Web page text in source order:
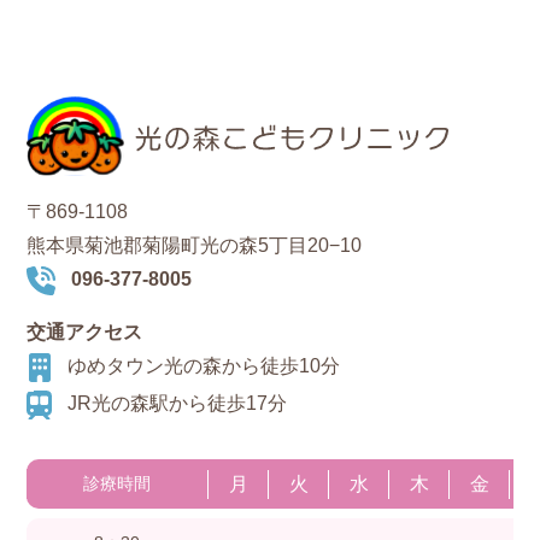
〒869-1108
熊本県菊池郡菊陽町光の森5丁目20−10
096-377-8005
交通アクセス
ゆめタウン光の森から徒歩10分
JR光の森駅から徒歩17分
診療時間 月 火 水 木 金